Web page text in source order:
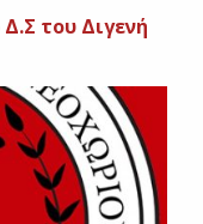
του Διγενή